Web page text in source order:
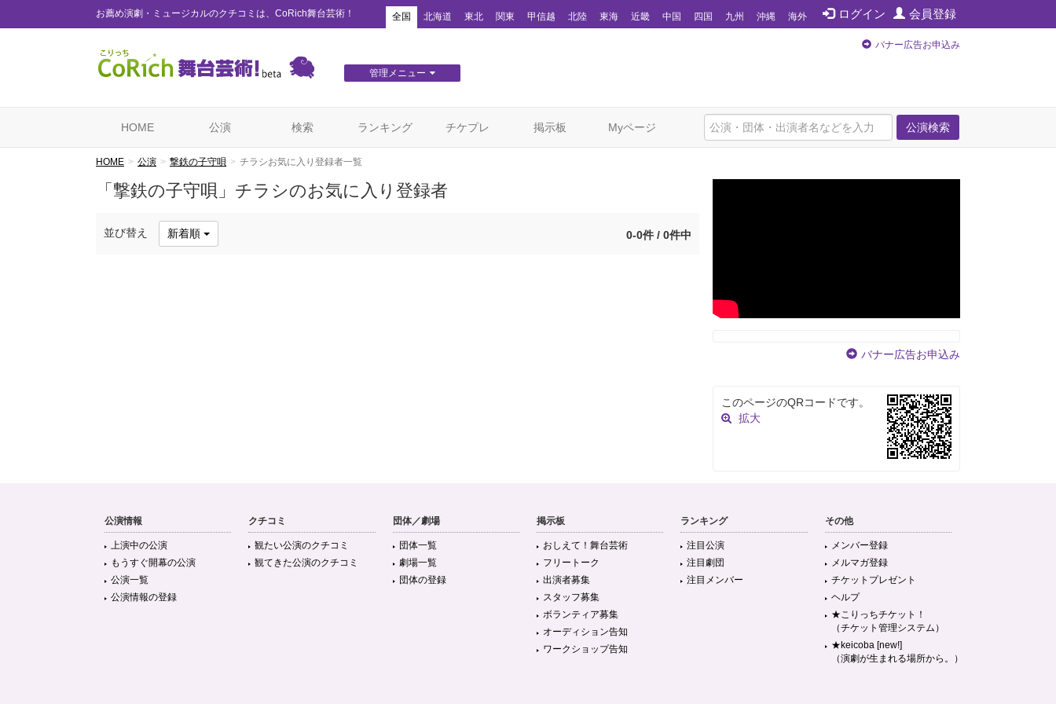
お薦め演劇・ミュージカルのクチコミは、CoRich舞台芸術！ ログイン 会員登録
全国 北海道 東北 関東 甲信越 北陸 東海 近畿 中国 四国 九州 沖縄 海外
管理メニュー
バナー広告お申込み
公演検索
HOME 公演 検索 ランキング チケプレ 掲示板 Myページ
HOME 公演 撃鉄の子守唄 チラシお気に入り登録者一覧
「撃鉄の子守唄」チラシのお気に入り登録者
並び替え 新着順 0-0件 / 0件中
バナー広告お申込み
このページのQRコードです。
拡大
公演情報
上演中の公演
もうすぐ開幕の公演
公演一覧
公演情報の登録
クチコミ
観たい公演のクチコミ
観てきた公演のクチコミ
団体／劇場
団体一覧
劇場一覧
団体の登録
掲示板
おしえて！舞台芸術
フリートーク
出演者募集
スタッフ募集
ボランティア募集
オーディション告知
ワークショップ告知
ランキング
注目公演
注目劇団
注目メンバー
その他
メンバー登録
メルマガ登録
チケットプレゼント
ヘルプ
★こりっちチケット！
（チケット管理システム）
★keicoba [new!]
（演劇が生まれる場所から。）